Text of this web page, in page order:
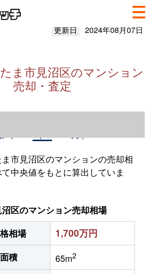
更新日 2024年08月07日
ま市見沼区のマンション
売却・査定
市見沼区のマンション売却情
市見沼区のマンションの売却相
中央値をもとに算出していま
区のマンション売却相場
相場
1,700万円
積 65m2